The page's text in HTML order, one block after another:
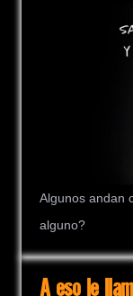
Algunos andan
alguno?
A eso le